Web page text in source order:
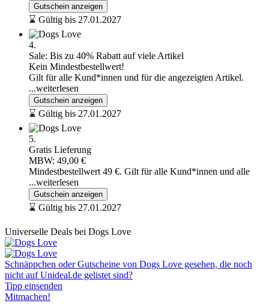
Gutschein anzeigen
⌛ Gültig bis 27.01.2027
4.
Sale: Bis zu 40% Rabatt auf viele Artikel
Kein Mindestbestellwert!
Gilt für alle Kund*innen und für die angezeigten Artikel.
...weiterlesen
Gutschein anzeigen
⌛ Gültig bis 27.01.2027
5.
Gratis Lieferung
MBW: 49,00 €
Mindestbestellwert 49 €. Gilt für alle Kund*innen und alle
...weiterlesen
Gutschein anzeigen
⌛ Gültig bis 27.01.2027
Universelle Deals bei Dogs Love
Schnäppchen oder Gutscheine von Dogs Love gesehen, die noch
nicht auf Unideal.de gelistet sind?
Tipp einsenden
Mitmachen!